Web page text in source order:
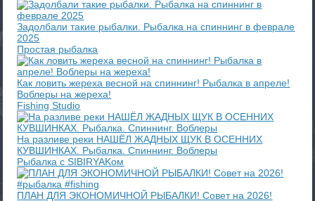
Задолбали такие рыбалки. Рыбалка на спиннинг в феврале
2025
Простая рыбалка
Как ловить жереха весной на спиннинг! Рыбалка в апреле!
Воблеры на жереха!
Fishing Studio
На разливе реки НАШЁЛ ЖАДНЫХ ЩУК В ОСЕННИХ
КУВШИНКАХ. Рыбалка. Спиннинг. Воблеры
Рыбалка с SIBIRYAKом
ПЛАН ДЛЯ ЭКОНОМИЧНОЙ РЫБАЛКИ! Совет на 2026!